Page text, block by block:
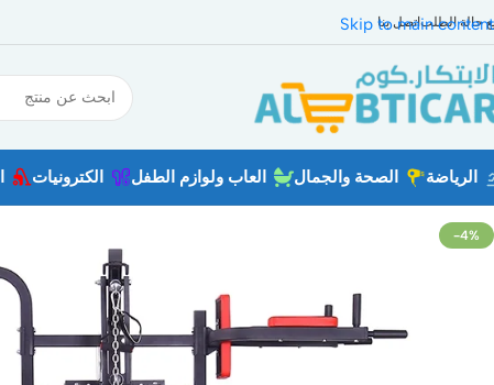
Skip to main content
حالة الطلباتصل بنا
الرياضة الصحة والجمال العاب ولوازم الطفل الكترونيات
-4%